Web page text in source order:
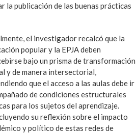
la publicación de las buenas prácticas
el investigador recalcó que la
popular y la EPJA deben
bajo un prisma de transformación
y de manera intersectorial,
que el acceso a las aulas debe ir
de condiciones estructurales
para los sujetos del aprendizaje.
su reflexión sobre el impacto
y político de estas redes de